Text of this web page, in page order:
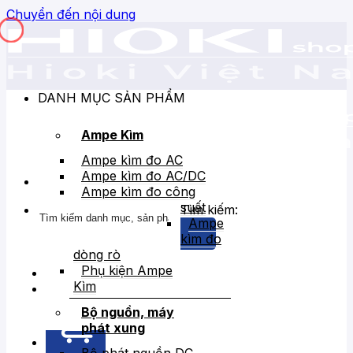
Chuyển đến nội dung
Tìm kiếm:
DANH MỤC SẢN PHẨM
Ampe Kìm
Ampe kìm đo AC
Ampe kìm đo AC/DC
Ampe kìm đo công
suất
Ampe
kìm đo
dòng rò
Phụ kiện Ampe
Kìm
Bộ nguồn, máy
phát xung